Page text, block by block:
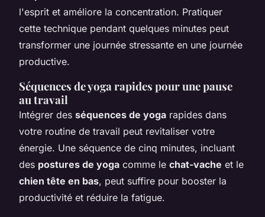
l'esprit et améliore la concentration. Pratiquer
cette technique pendant quelques minutes peut
transformer une journée stressante en une journée
productive.
Séquences de yoga rapides pour une pause
au travail
Intégrer des séquences de yoga rapides dans
votre routine de travail peut revitaliser votre
énergie. Une séquence de cinq minutes, incluant
des postures de yoga comme le chat-vache et le
chien tête en bas, peut suffire pour booster la
productivité et réduire la fatigue.